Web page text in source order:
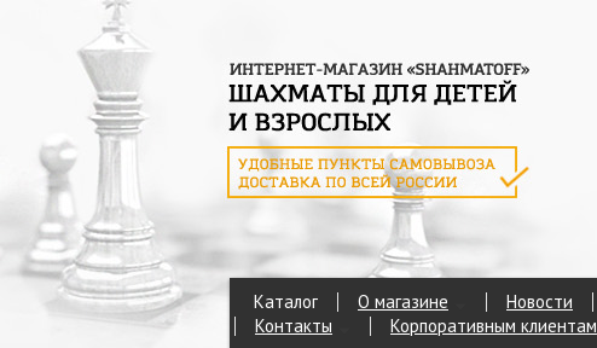
Каталог О магазине Новости
Контакты
Корпоративным клиентам